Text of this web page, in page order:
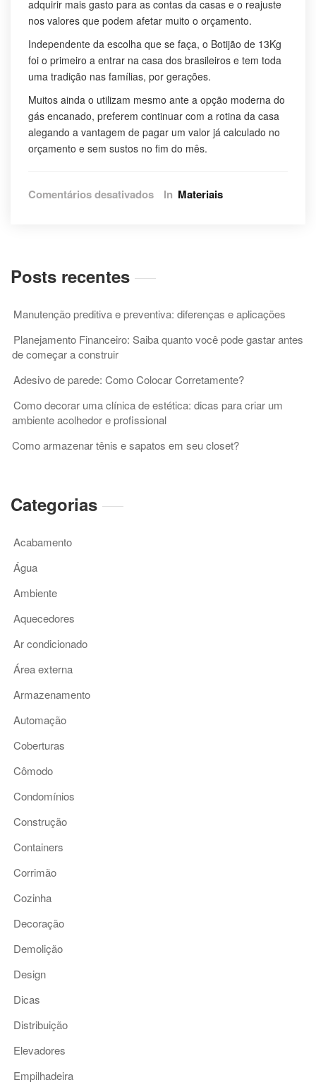
adquirir mais gasto para as contas da casas e o reajuste
nos valores que podem afetar muito o orçamento.
Independente da escolha que se faça, o Botijão de 13Kg
foi o primeiro a entrar na casa dos brasileiros e tem toda
uma tradição nas famílias, por gerações.
Muitos ainda o utilizam mesmo ante a opção moderna do
gás encanado, preferem continuar com a rotina da casa
alegando a vantagem de pagar um valor já calculado no
orçamento e sem sustos no fim do mês.
Comentários desativadosem
para
e
In Materiais
Posts recentes
Manutenção preditiva e preventiva: diferenças e aplicações
Planejamento Financeiro: Saiba quanto você pode gastar antes
de começar a construir
Adesivo de parede: Como Colocar Corretamente?
Como decorar uma clínica de estética: dicas para criar um
ambiente acolhedor e profissional
Como armazenar tênis e sapatos em seu closet?
Categorias
Acabamento
Água
Ambiente
Aquecedores
Ar condicionado
Área externa
Armazenamento
Automação
Coberturas
Cômodo
Condomínios
Construção
Containers
Corrimão
Cozinha
Decoração
Demolição
Design
Dicas
Distribuição
Elevadores
Empilhadeira